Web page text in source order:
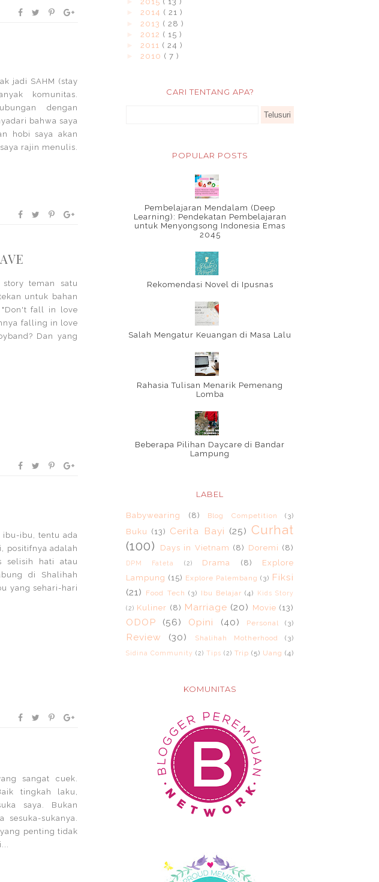
jadi SAHM (stay
komunitas.
dengan
bahwa saya
hobi saya akan
rajin menulis.
teman satu
untuk bahan
"Don't fall in love
falling in love
Dan yang
ibu-ibu, tentu ada
positifnya adalah
selisih hati atau
di Shalihah
yang sehari-hari
sangat cuek.
tingkah laku,
saya. Bukan
sesuka-sukanya.
penting tidak
2014 ( 21 )
2013 ( 28 )
2012 ( 15 )
2011 ( 24 )
2010 ( 7 )
CARI TENTANG APA?
POPULAR POSTS
Pembelajaran Mendalam (Deep
Learning): Pendekatan Pembelajaran
untuk Menyongsong Indonesia Emas
2045
Rekomendasi Novel di Ipusnas
Salah Mengatur Keuangan di Masa Lalu
Rahasia Tulisan Menarik Pemenang
Lomba
Beberapa Pilihan Daycare di Bandar
Lampung
LABEL
Babywearing (8) Blog Competition (3)
Buku (13) Cerita Bayi (25) Curhat
(100)
Days in Vietnam (8) Doremi (8)
DPM Fateta (2) Drama (8)
Explore
Lampung (15) Explore Palembang (3) Fiksi
(21)
Food Tech (3) Ibu Belajar (4) Kids Story
(2) Kuliner (8) Marriage (20) Movie (13)
ODOP (56) Opini (40) Personal (3)
Review (30) Shalihah Motherhood (3)
Sidina Community (2) Tips (2) Trip (5) Uang (4)
KOMUNITAS